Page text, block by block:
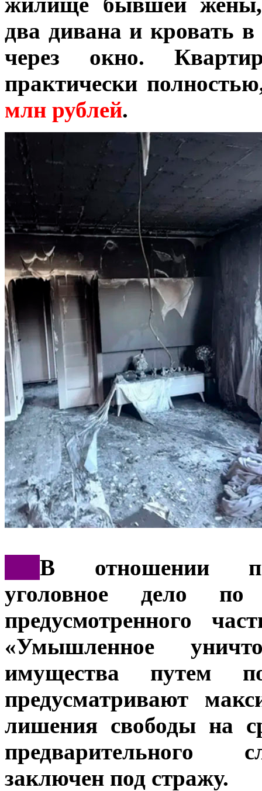
два дивана и кровать
через окно.
практически
млн рублей.
В отношении
уголовное дело по
предусмотренного
«Умышленное
имущества путем
предусматривают
лишения свободы на
предварительного
заключен под стражу.